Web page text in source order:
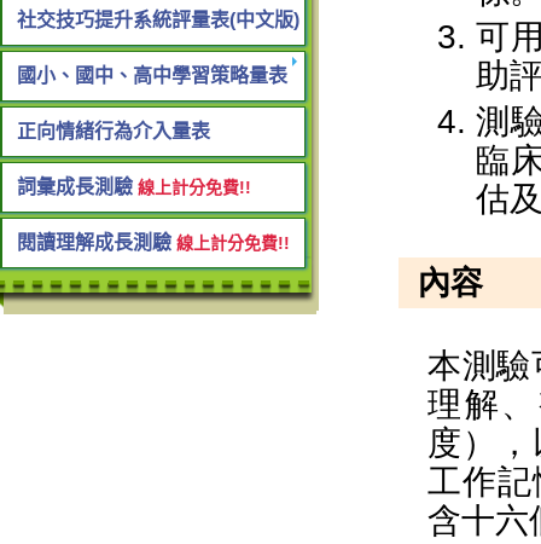
社交技巧提升系統評量表(中文版)
國小、國中、高中學習策略量表
正向情緒行為介入量表
詞彙成長測驗 線上計分免費!!
閱讀理解成長測驗 線上計分免費!!